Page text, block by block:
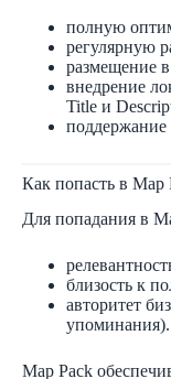
полную
регулярную
размещение
внедрение
Title и
поддержание
Как попасть в
Для попадания в
близость к
авторитет
упоминания).
Map Pack